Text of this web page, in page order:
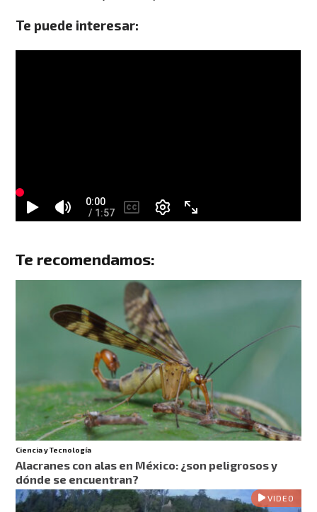
Te puede interesar:
Te recomendamos:
Ciencia y Tecnología
Alacranes con alas en México: ¿son peligrosos y
dónde se encuentran?
VIDEO